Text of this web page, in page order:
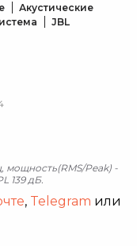
Акустические
JBL
мощность(RMS/Peak) -
139 дБ.
, Telegram или